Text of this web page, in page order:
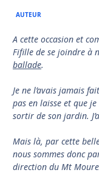
AUTEUR
A cette occasion et
Fifille de se joindre à
ballade.
Je ne l’avais jamais
pas en laisse et que je
sortir de son jardin.
Mais là, par cette
nous sommes donc
direction du Mt